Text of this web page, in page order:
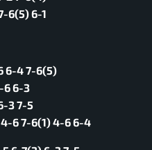
6(5) 6-1
6-4 7-6(5)
6 6-3
3 7-5
6 7-6(1) 4-6 6-4